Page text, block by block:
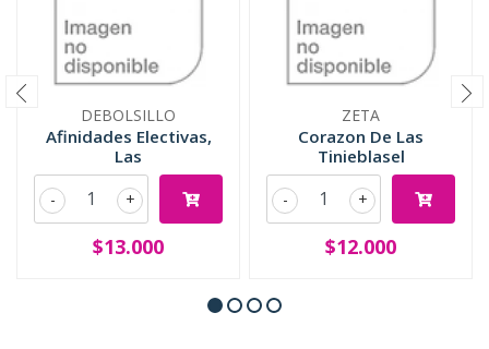
DEBOLSILLO
Afinidades Electivas,
Las
+
-
$13.000
ZETA
Corazon De Las
Tinieblasel
+
-
$12.000